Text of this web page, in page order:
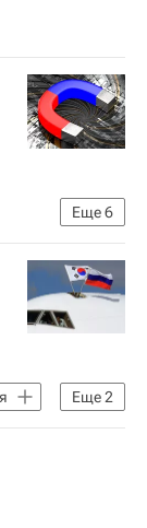
Еще6
Еще2